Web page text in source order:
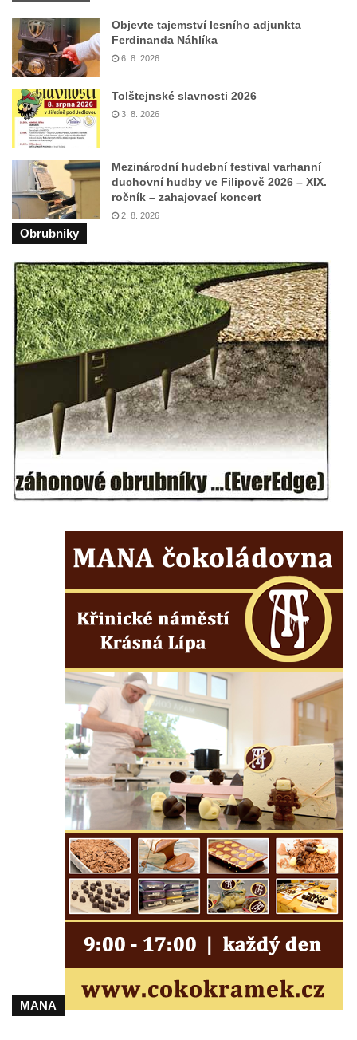
Objevte tajemství lesního adjunkta
Ferdinanda Náhlíka
6. 8. 2026
Tolštejnské slavnosti 2026
3. 8. 2026
Mezinárodní hudební festival varhanní
duchovní hudby ve Filipově 2026 – XIX.
ročník – zahajovací koncert
2. 8. 2026
Obrubniky
MANA